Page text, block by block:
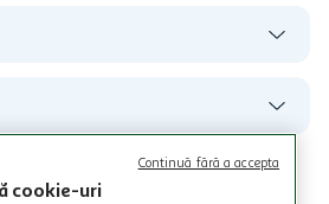
se adreseaza persoanelor fizice care
impliniti la data inscrierii și care accepta
cookie-uri
Continuă fără a accepta